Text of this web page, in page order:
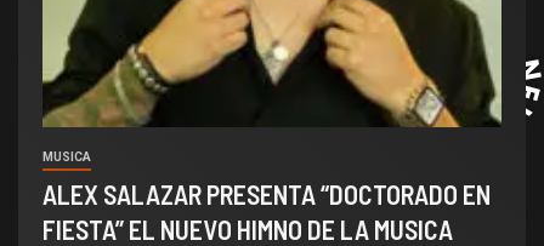
MUSICA
ALEX SALAZAR PRESENTA “DOCTORADO EN
FIESTA” EL NUEVO HIMNO DE LA MUSICA